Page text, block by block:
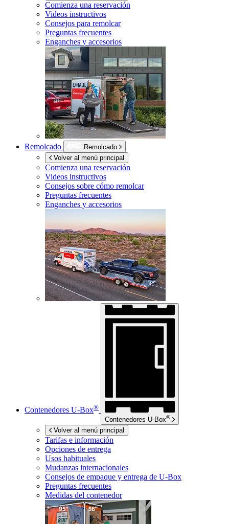
Comienza una reservación
Videos instructivos
Consejos para remolcar
Preguntas frecuentes
Enganches y accesorios
Remolcado
Remolcado
Volver al menú principal
Comienza una reservación
Videos instructivos
Consejos sobre cómo remolcar
Preguntas frecuentes
Enganches y accesorios
Contenedores U-Box®
Contenedores U-Box®
Volver al menú principal
Tarifas e información
Opciones de entrega
Usos habituales
Mudanzas internacionales
Consejos de empaque y entrega de U-Box
Preguntas frecuentes
Medidas del contenedor